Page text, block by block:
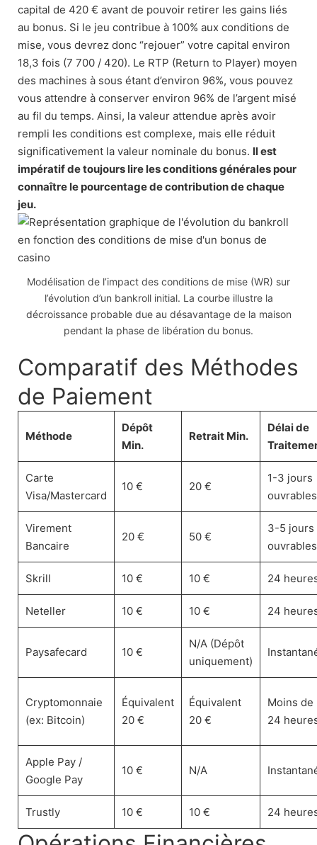
capital de 420 € avant de pouvoir retirer les gains liés
au bonus. Si le jeu contribue à 100% aux conditions de
mise, vous devrez donc “rejouer” votre capital environ
18,3 fois (7 700 / 420). Le RTP (Return to Player) moyen
des machines à sous étant d’environ 96%, vous pouvez
vous attendre à conserver environ 96% de l’argent misé
au fil du temps. Ainsi, la valeur attendue après avoir
rempli les conditions est complexe, mais elle réduit
significativement la valeur nominale du bonus. Il est
impératif de toujours lire les conditions générales pour
connaître le pourcentage de contribution de chaque
jeu.
Modélisation de l’impact des conditions de mise (WR) sur
l’évolution d’un bankroll initial. La courbe illustre la
décroissance probable due au désavantage de la maison
pendant la phase de libération du bonus.
Comparatif des Méthodes
de Paiement
Méthode
Dépôt
Min.
Retrait Min.
Délai de
Carte
Visa/Mastercard
10 € 20 €
1-3 jours
ouvrables
Virement
Bancaire
20 € 50 €
3-5 jours
ouvrables
Skrill 10 € 10 € 24
Neteller 10 € 10 € 24
Paysafecard 10 €
N/A (Dépôt
uniquement)
Cryptomonnaie
(ex: Bitcoin)
Équivalent
20 €
Équivalent
20 €
Moins de
24
Apple Pay /
Google Pay
10 € N/A
Trustly 10 € 10 € 24